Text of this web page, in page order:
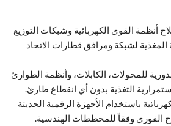
أنظمة القوى الكهربائية وشبكات التوزيع
لشبكة ومرافق قطارات الاتحاد
للمحولات، الكابلات، وأنظمة الطوارئ
التغذية بدون أي انقطاع طارئ.
باستخدام الأجهزة الرقمية الحديثة
الفوري وفقاً للمخططات الهندسية.